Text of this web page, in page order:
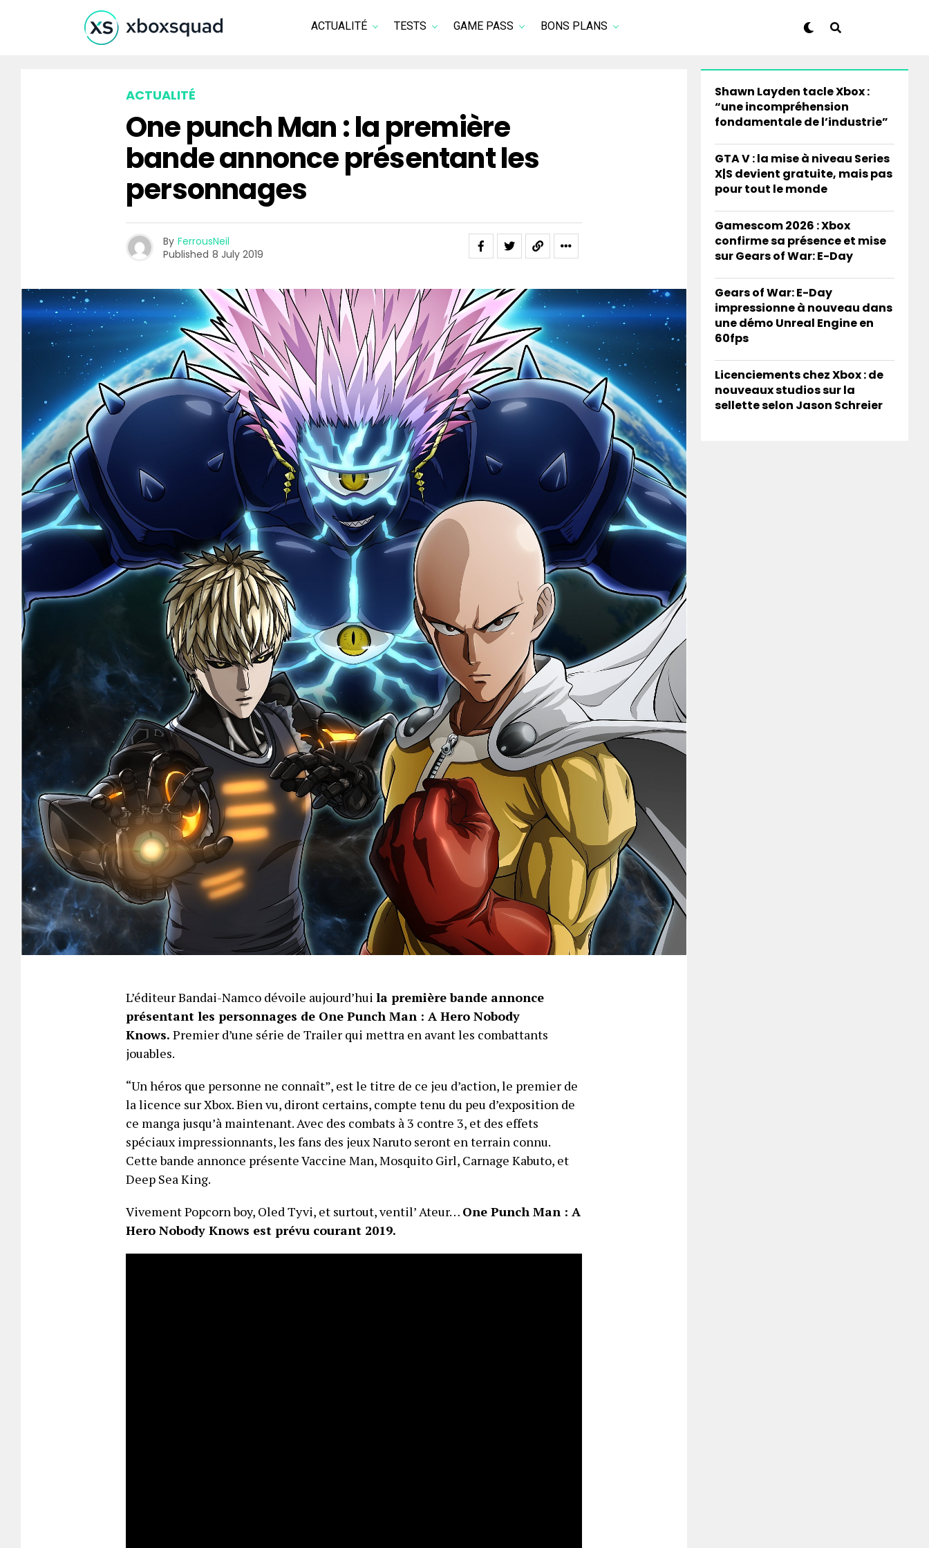
ACTUALITÉ TESTS GAME PASS BONS PLANS
ACTUALITÉ
One punch Man : la première
bande annonce présentant les
personnages
By FerrousNeil
Published 8 July 2019
L’éditeur Bandai-Namco dévoile aujourd’hui la première bande annonce
présentant les personnages de One Punch Man : A Hero Nobody
Knows. Premier d’une série de Trailer qui mettra en avant les combattants
jouables.
“Un héros que personne ne connaît”, est le titre de ce jeu d’action, le premier de
la licence sur Xbox. Bien vu, diront certains, compte tenu du peu d’exposition de
ce manga jusqu’à maintenant. Avec des combats à 3 contre 3, et des effets
spéciaux impressionnants, les fans des jeux Naruto seront en terrain connu.
Cette bande annonce présente Vaccine Man, Mosquito Girl, Carnage Kabuto, et
Deep Sea King.
Vivement Popcorn boy, Oled Tyvi, et surtout, ventil’ Ateur… One Punch Man : A
Hero Nobody Knows est prévu courant 2019.
Shawn Layden tacle Xbox :
“une incompréhension
fondamentale de l’industrie”
GTA V : la mise à niveau Series
X|S devient gratuite, mais pas
pour tout le monde
Gamescom 2026 : Xbox
confirme sa présence et mise
sur Gears of War: E-Day
Gears of War: E-Day
impressionne à nouveau dans
une démo Unreal Engine en
60fps
Licenciements chez Xbox : de
nouveaux studios sur la
sellette selon Jason Schreier